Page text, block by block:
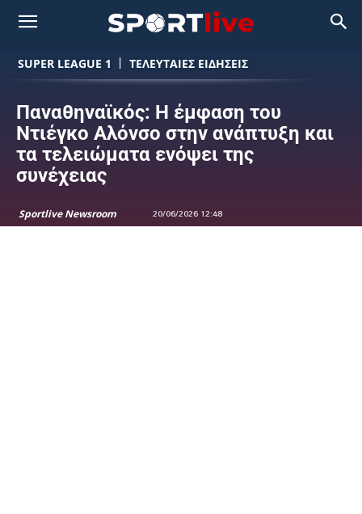
SUPER LEAGUE 1 ΤΕΛΕΥΤΑΙΕΣ ΕΙΔΗΣΕΙΣ
Παναθηναϊκός: Η έμφαση του
Ντιέγκο Αλόνσο στην ανάπτυξη και
τα τελειώματα ενόψει της
συνέχειας
Sportlive Newsroom 20/06/2026 12:48